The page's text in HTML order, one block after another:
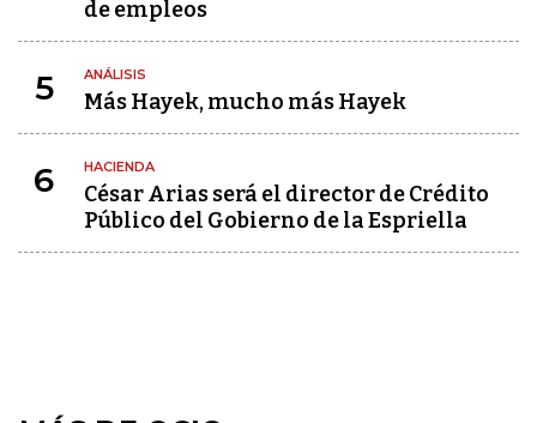
de empleos
5 ANÁLISIS
Más Hayek, mucho más Hayek
6 HACIENDA
César Arias será el director de Crédito
Público del Gobierno de la Espriella